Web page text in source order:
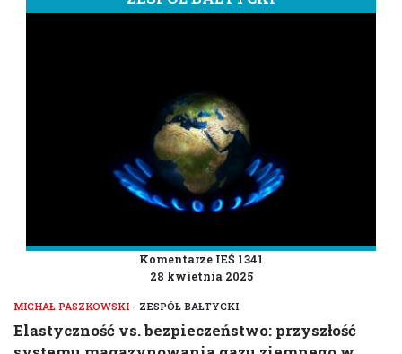
Komentarze IEŚ 1341
28 kwietnia 2025
MICHAŁ PASZKOWSKI - ZESPÓŁ BAŁTYCKI
Elastyczność vs. bezpieczeństwo: przyszłość